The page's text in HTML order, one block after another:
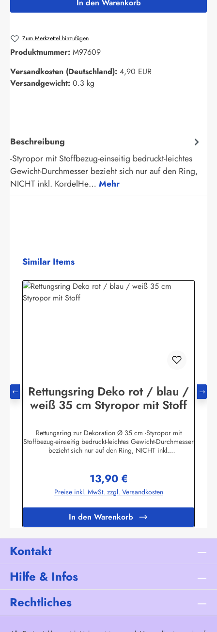
In den Warenkorb
Zum Merkzettel hinzufügen
Produktnummer: M97609
Versandkosten (Deutschland): 4,90 EUR
Versandgewicht: 0.3 kg
Beschreibung
-Styropor mit Stoffbezug-einseitig bedruckt-leichtes
Gewicht-Durchmesser bezieht sich nur auf den Ring,
NICHT inkl. KordelHe… Mehr
Produktgalerie überspringen
Similar Items
Rettungsring Deko rot / blau /
weiß 35 cm Styropor mit Stoff
Rettungsring zur Dekoration Ø 35 cm -Styropor mit
Stoffbezug-einseitig bedruckt-leichtes Gewicht-Durchmesser
bezieht sich nur auf den Ring, NICHT inkl.
Regulärer Preis:
13,90 €
Preise inkl. MwSt. zzgl. Versandkosten
In den Warenkorb
Kontakt
Hilfe & Infos
Rechtliches